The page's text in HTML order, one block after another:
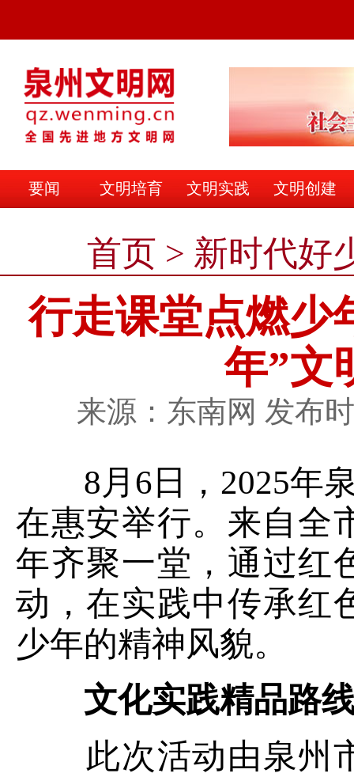
要闻 文明培育 文明实践 文明创建
首页 > 新时代好
行走课堂点燃
年”文
来源：东南网 发布
8月6日，2025年泉
在惠安举行。来自全
年齐聚一堂，通过红
动，在实践中传承红
少年的精神风貌。
文化实践精品路
此次活动由泉州市